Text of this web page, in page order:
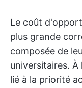
Le coût
plus grande
composée de
universitaires.
lié à la priorité